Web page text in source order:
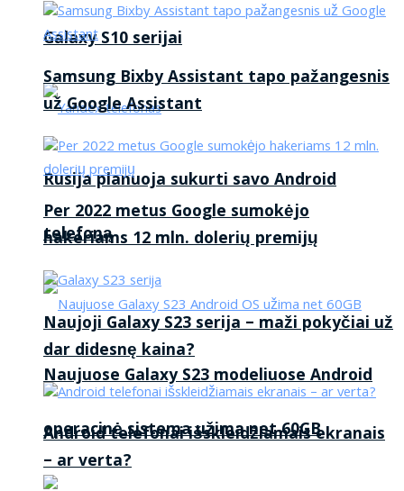
Galaxy S10 serijai
Rusija planuoja sukurti savo Android
telefoną
Naujuose Galaxy S23 modeliuose Android
operacinė sistema užima net 60GB
Samsung Bixby Assistant tapo pažangesnis
už Google Assistant
Per 2022 metus Google sumokėjo
hakeriams 12 mln. dolerių premijų
Naujoji Galaxy S23 serija – maži pokyčiai už
dar didesnę kaina?
Android telefonai išskleidžiamais ekranais
– ar verta?